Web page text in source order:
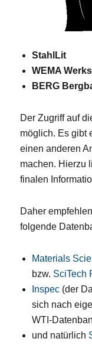
StahlLit
WEMA
BERG
Der Zugriff auf
möglich. Es gibt
einen anderen
machen. Hierzu
finalen
Daher
folgende
Materials
bzw. SciTech
Inspec (der
sich nach
WTI-
und natürlich